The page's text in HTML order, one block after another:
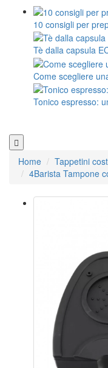
10 consigli per
Tè dalla capsula
Come scegliere
Tonico espresso:
Home
Tappetini
4Barista Tampone